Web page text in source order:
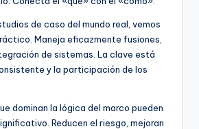
de caso del mundo real, vemos
Maneja eficazmente fusiones,
de sistemas. La clave está
y la participación de los
dominan la lógica del marco pueden
Reducen el riesgo, mejoran